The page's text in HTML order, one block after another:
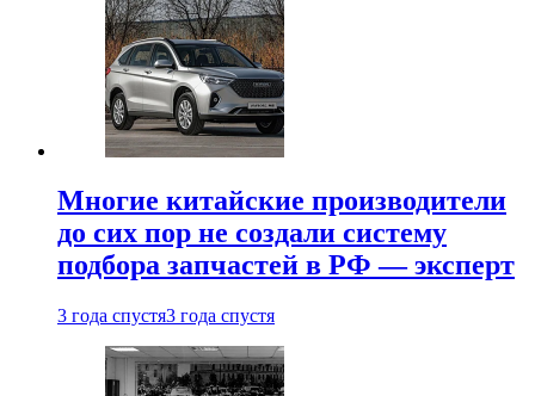
Многие китайские производители
до сих пор не создали систему
подбора запчастей в РФ — эксперт
3 года спустя3 года спустя